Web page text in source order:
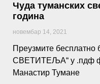
Чуда туманских
година
новембар 14, 2021
Преузмите
СВЕТИТЕЉА“ у .пдф
Манастир Тумане